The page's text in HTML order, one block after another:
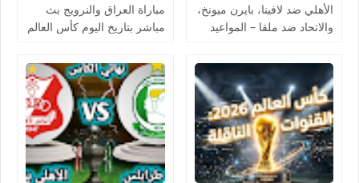
الأهلي ضد لافينا، بايرن ميونخ،
والاتحاد ضد ملقا – المواعيد
مباراة العراق والنرويج بث
مباشر بتاريخ اليوم كأس العالم